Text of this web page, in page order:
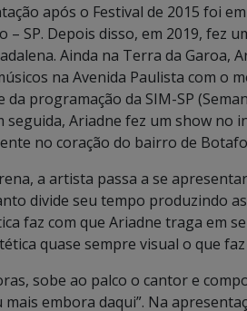
após o Festival de 2015 foi
– SP. Depois disso, em 2019, fez
Ainda na Terra da Garoa,
na Avenida Paulista com o
programação da SIM-SP
seguida, Ariadne fez um show no
no coração do bairro de
a artista passa a se
divide seu tempo produzindo
faz com que Ariadne traga em
quase sempre visual o que
sobe ao palco o cantor e
mais embora daqui”. Na